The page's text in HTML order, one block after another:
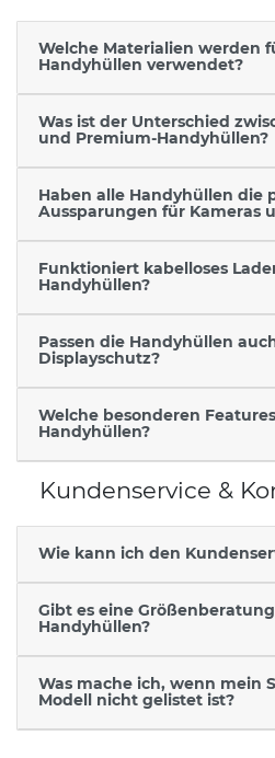
Welche Materialien werden
Handyhüllen verwendet?
Was ist der Unterschied
und Premium-Handyhüllen?
Haben alle Handyhüllen die
Aussparungen für Kameras
Funktioniert kabelloses
Handyhüllen?
Passen die Handyhüllen
Displayschutz?
Welche besonderen
Handyhüllen?
Kundenservice &
Wie kann ich den
Gibt es eine
Handyhüllen?
Was mache ich, wenn mein
Modell nicht gelistet ist?